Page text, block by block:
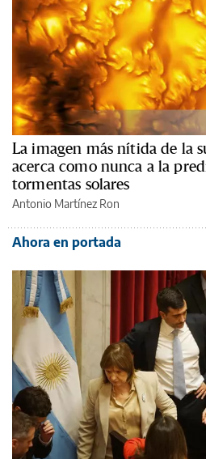
La imagen más nítida de la
acerca como nunca a la
tormentas solares
Antonio Martínez Ron
Ahora en portada